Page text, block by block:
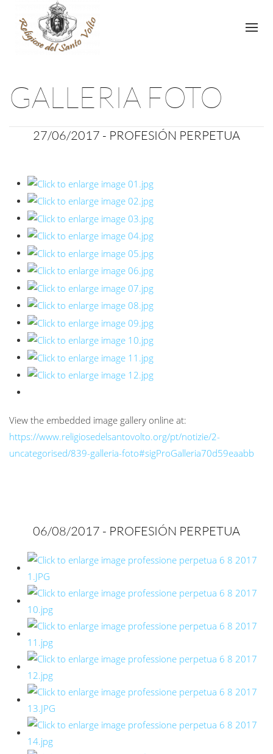
GALLERIA FOTO
27/06/2017 - PROFESIÓN PERPETUA
View the embedded image gallery online at:
https://www.religiosedelsantovolto.org/pt/notizie/2-
uncategorised/839-galleria-foto#sigProGalleria70d59eaabb
06/08/2017 - PROFESIÓN PERPETUA